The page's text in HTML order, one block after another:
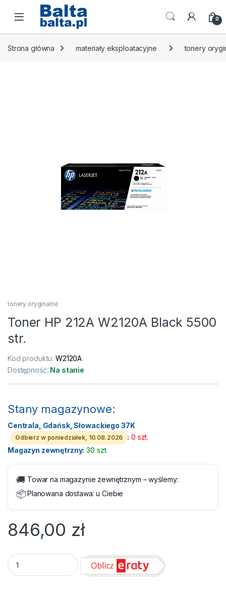
Skip to navigation
Skip to content
Open 0
Strona główna materiały eksploatacyjne tonery
tonery oryginalne
Toner HP 212A W2120A Black 5500
str.
Kod produktu:W2120A
Dostępność: Na stanie
Stany magazynowe:
Centrala, Gdańsk, Słowackiego 37K
Odbierz w poniedziałek, 10.08.2026 : 0 szt.
Magazyn zewnętrzny: 30 szt.
🚚 Towar na magazynie zewnętrznym – wyślemy:
📦Planowana dostawa:u Ciebie
846,00 zł
Toner HP 212A W2120A Black 5500 str. quantity